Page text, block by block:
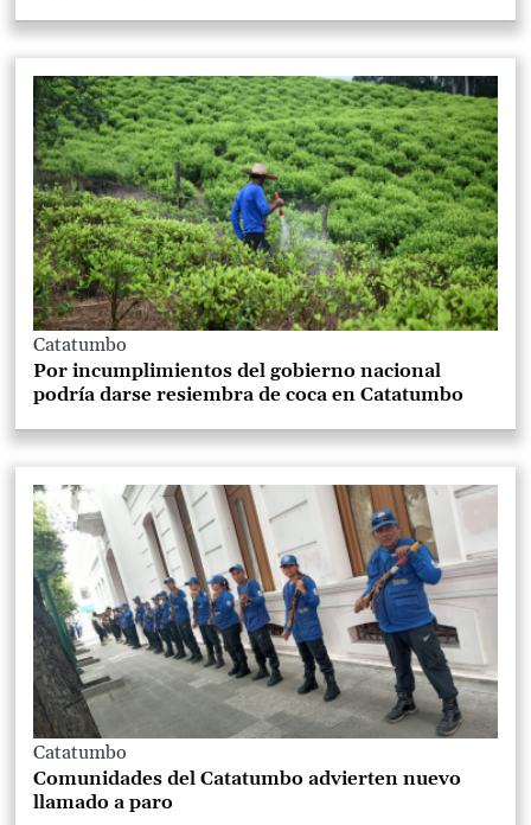
Catatumbo
Por incumplimientos del gobierno nacional
podría darse resiembra de coca en Catatumbo
Catatumbo
Comunidades del Catatumbo advierten nuevo
llamado a paro